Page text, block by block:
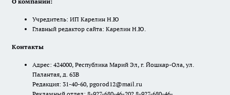
Учредитель: ИП Карелин Н.Ю
Главный редактор сайта: Карелин Н.Ю.
Контакты
Адрес: 424000, Республика Марий Эл, г. Йошкар-Ола, ул.
Палантая, д. 63В
Редакция: 31-40-60, pgorod12@mail.ru